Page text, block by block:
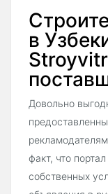
в
Довольно
факт, что
собственных